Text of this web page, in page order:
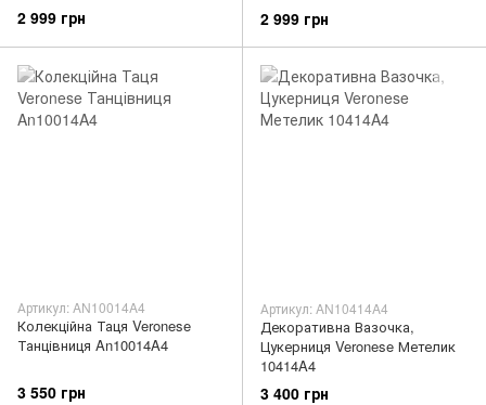
2 999 грн 2 999 грн
Артикул: AN10014A4
Колекційна Таця Veronese
Танцівниця An10014A4
3 550 грн
Артикул: AN10414A4
Декоративна Вазочка,
Цукерниця Veronese Метелик
10414A4
3 400 грн